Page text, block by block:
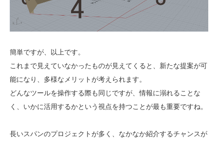
簡単ですが、以上です。
これまで見えていなかったものが見えてくると、新たな提案が可
能になり、多様なメリットが考えられます。
どんなツールを操作する際も同じですが、情報に溺れることな
く、いかに活用するかという視点を持つことが最も重要ですね。
長いスパンのプロジェクトが多く、なかなか紹介するチャンスが